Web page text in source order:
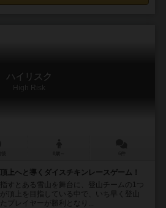
ハイリスク
High Risk
上へと導くダイスチキンレースゲーム！
すとある雪山を舞台に、登山チームの1つ
頂上を目指している中で、いち早く登山
プレイヤーが勝利となり...